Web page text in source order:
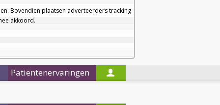
Bovendien plaatsen adverteerders tracking
akkoord.
a
a
Nieuwsbrief
Startpagina
Patiëntenervaringen